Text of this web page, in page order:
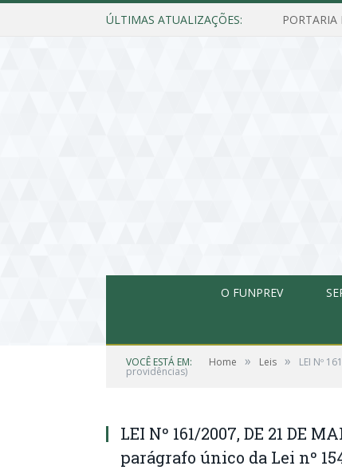
ÚLTIMAS ATUALIZAÇÕES:
O FUNPREV
VOCÊ ESTÁ EM: Home » Leis » LEI Nº
providências)
LEI Nº 161/2007, DE 21 DE
parágrafo único da Lei nº